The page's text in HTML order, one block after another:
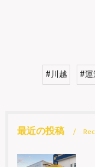
#川越 #
最近の投稿